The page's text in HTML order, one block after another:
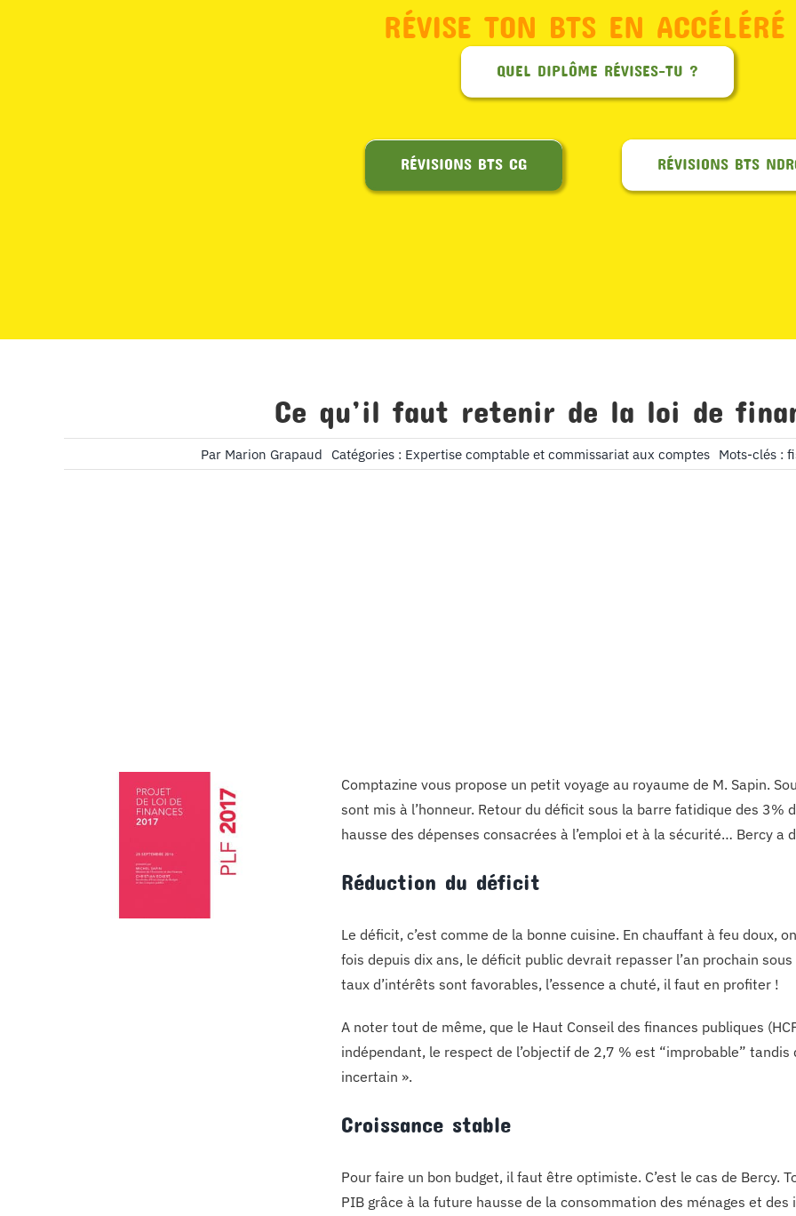
RÉVISE TON BTS EN
QUEL DIPLÔME RÉVISES-TU ?
RÉVISIONS BTS CG RÉVISIONS BTS
Ce qu’il faut retenir de la loi de
Par Marion Grapaud Catégories : Expertise comptable et commissariat aux comptes Mots-clés :
Comptazine vous propose un petit voyage au royaume de M. Sapin.
sont mis à l’honneur. Retour du déficit sous la barre fatidique des 3%
hausse des dépenses consacrées à l’emploi et à la sécurité… Bercy a
Réduction du déficit
Le déficit, c’est comme de la bonne cuisine. En chauffant à feu doux,
fois depuis dix ans, le déficit public devrait repasser l’an prochain
taux d’intérêts sont favorables, l’essence a chuté, il faut en profiter !
A noter tout de même, que le Haut Conseil des finances publiques
indépendant, le respect de l’objectif de 2,7 % est “improbable”
incertain ».
Croissance stable
Pour faire un bon budget, il faut être optimiste. C’est le cas de Bercy.
PIB grâce à la future hausse de la consommation des ménages et